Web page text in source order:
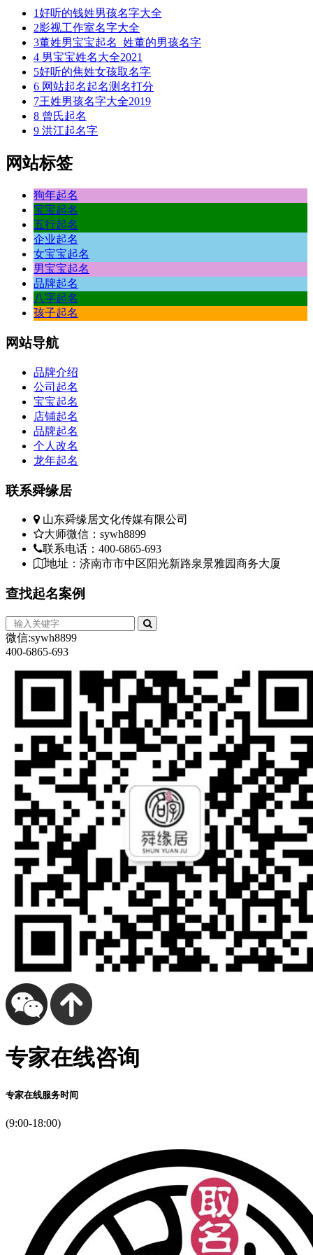
1好听的钱姓男孩名字大全
2影视工作室名字大全
3董姓男宝宝起名_姓董的男孩名字
4 男宝宝姓名大全2021
5好听的焦姓女孩取名字
6 网站起名起名测名打分
7王姓男孩名字大全2019
8 曾氏起名
9 洪江起名字
网站标签
狗年起名
宝宝起名
五行起名
企业起名
女宝宝起名
男宝宝起名
品牌起名
八字起名
孩子起名
网站导航
品牌介绍
公司起名
宝宝起名
店铺起名
品牌起名
个人改名
龙年起名
联系舜缘居
山东舜缘居文化传媒有限公司
大师微信：sywh8899
联系电话：400-6865-693
地址：济南市市中区阳光新路泉景雅园商务大厦
查找起名案例
微信:sywh8899
400-6865-693
专家在线咨询
专家在线服务时间
(9:00-18:00)